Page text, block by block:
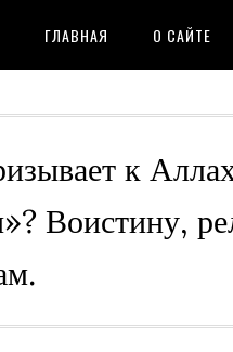
ГЛАВНАЯ О САЙТЕ
к
Воистину,